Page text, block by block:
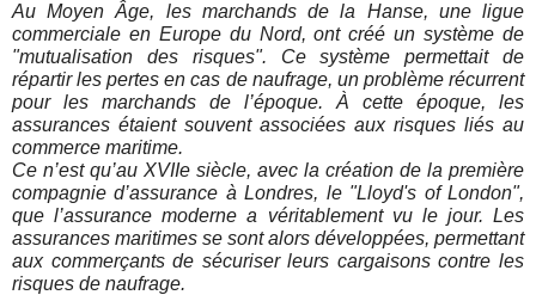
Au Moyen Âge, les marchands de la Hanse, une ligue
commerciale en Europe du Nord, ont créé un système de
"mutualisation des risques". Ce système permettait de
répartir les pertes en cas de naufrage, un problème récurrent
pour les marchands de l’époque. À cette époque, les
assurances étaient souvent associées aux risques liés au
commerce maritime.
Ce n’est qu’au XVIIe siècle, avec la création de la première
compagnie d’assurance à Londres, le "Lloyd's of London",
que l’assurance moderne a véritablement vu le jour. Les
assurances maritimes se sont alors développées, permettant
aux commerçants de sécuriser leurs cargaisons contre les
risques de naufrage.